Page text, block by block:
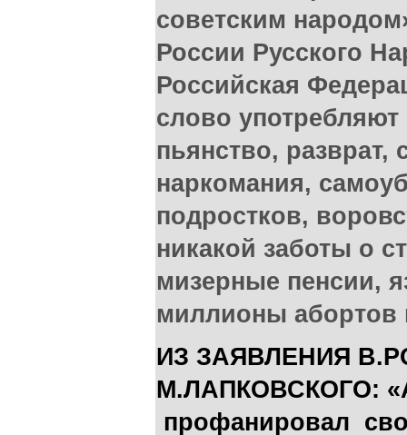
советским
России Русского
Российская
слово
пьянство, разврат,
наркомания,
подростков,
никакой заботы о
мизерные пенсии,
миллионы абортов
ИЗ ЗАЯВЛЕНИЯ
М.ЛАПКОВСКОГО:
профанировал